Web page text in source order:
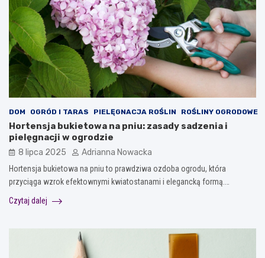
DOM OGRÓD I TARAS PIELĘGNACJA ROŚLIN ROŚLINY OGRODOWE
Hortensja bukietowa na pniu: zasady sadzenia i
pielęgnacji w ogrodzie
8 lipca 2025 Adrianna Nowacka
Hortensja bukietowa na pniu to prawdziwa ozdoba ogrodu, która
przyciąga wzrok efektownymi kwiatostanami i elegancką formą.…
Czytaj dalej